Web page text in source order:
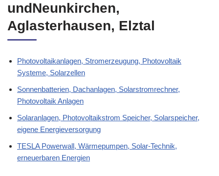
undNeunkirchen,
Aglasterhausen, Elztal
Photovoltaikanlagen, Stromerzeugung, Photovoltaik
Systeme, Solarzellen
Sonnenbatterien, Dachanlagen, Solarstromrechner,
Photovoltaik Anlagen
Solaranlagen, Photovoltaikstrom Speicher, Solarspeicher,
eigene Energieversorgung
TESLA Powerwall, Wärmepumpen, Solar-Technik,
erneuerbaren Energien